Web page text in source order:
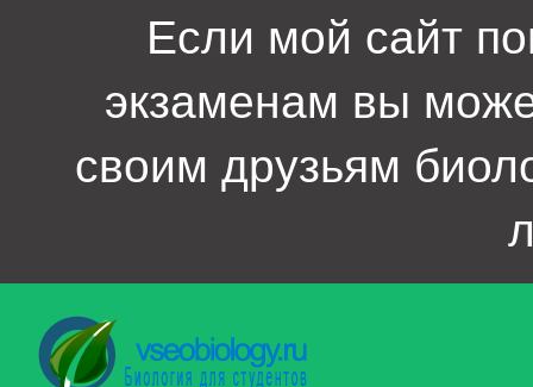
Если мой сайт
экзаменам вы
своим друзьям